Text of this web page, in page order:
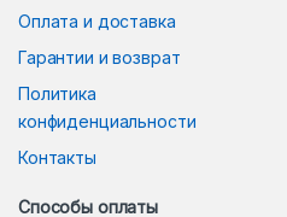
Оплата и доставка
Гарантии и возврат
Политика
конфиденциальности
Контакты
Способы оплаты